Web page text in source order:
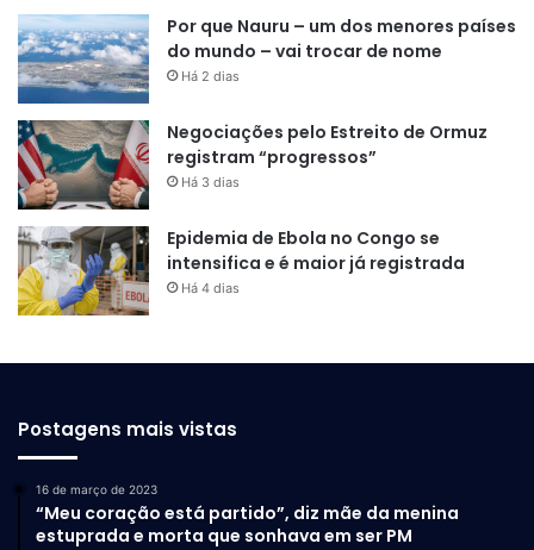
Por que Nauru – um dos menores países
do mundo – vai trocar de nome
Há 2 dias
Negociações pelo Estreito de Ormuz
registram “progressos”
Há 3 dias
Epidemia de Ebola no Congo se
intensifica e é maior já registrada
Há 4 dias
Postagens mais vistas
16 de março de 2023
“Meu coração está partido”, diz mãe da menina
estuprada e morta que sonhava em ser PM